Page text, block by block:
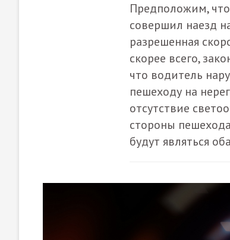
Предположим,
совершил наезд
разрешенная
скорее всего,
что водитель
пешеходу на
отсутствие
стороны
будут являться